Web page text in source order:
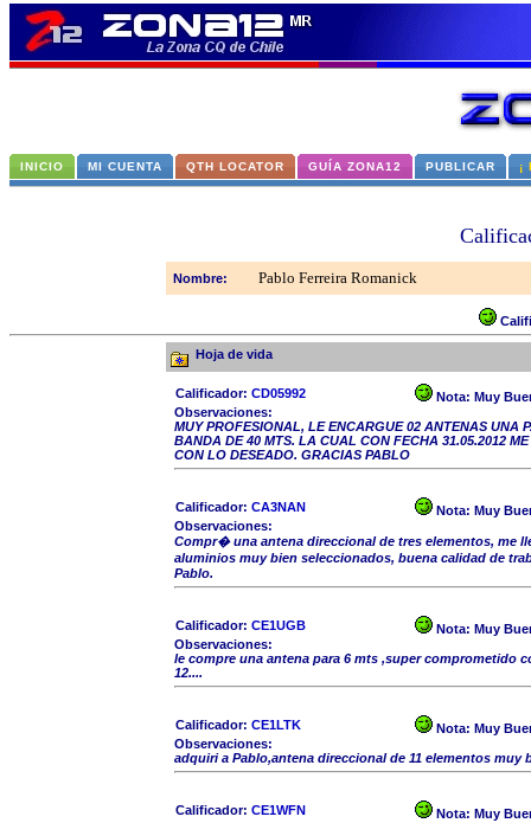
INICIO MI CUENTA QTH LOCATOR GUÍA ZONA12 PUBLICAR ¡
Nombre: Pablo Ferreira Romanick
Hoja de vida
Calificador: CD05992 Nota: Muy
Observaciones:
MUY PROFESIONAL, LE ENCARGUE 02 ANTENAS UNA
BANDA DE 40 MTS. LA CUAL CON FECHA 31.05.2012
CON LO DESEADO. GRACIAS PABLO
Calificador: CA3NAN Nota: Muy
Observaciones:
Compr� una antena direccional de tres elementos, me
aluminios muy bien seleccionados, buena calidad de
Pablo.
Calificador: CE1UGB Nota: Muy
Observaciones:
le compre una antena para 6 mts ,super comprometido
12....
Calificador: CE1LTK Nota: Muy
Observaciones:
adquiri a Pablo,antena direccional de 11 elementos muy
Calificador: CE1WFN Nota: Muy